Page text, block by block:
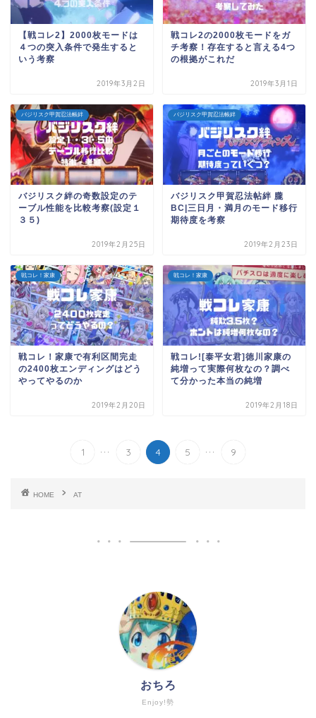
【戦コレ2】2000枚モードは
４つの突入条件で発生すると
いう考察
2019年3月2日
戦コレ2の2000枚モードをガ
チ考察！存在すると言える4つ
の根拠がこれだ
2019年3月1日
バジリスク甲賀忍法帳絆
バジリスク絆の奇数設定のテ
ーブル性能を比較考察(設定１
３５)
2019年2月25日
バジリスク甲賀忍法帳絆
バジリスク甲賀忍法帖絆 朧
BC|三日月・満月のモード移行
期待度を考察
2019年2月23日
戦コレ！家康
戦コレ！家康で有利区間完走
の2400枚エンディングはどう
やってやるのか
2019年2月20日
戦コレ！家康
戦コレ![泰平女君]徳川家康の
純増って実際何枚なの？調べ
て分かった本当の純増
2019年2月18日
1 ... 3 4 5 ... 9
HOME AT
Enjoy!勢
おちろ